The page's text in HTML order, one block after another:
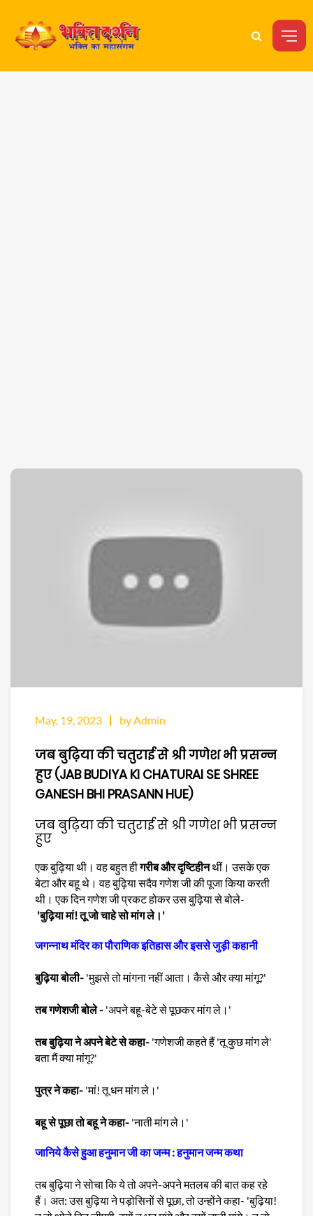
May, 19, 2023 by Admin
जब बुढ़िया की चतुराई से श्री गणेश भी प्रसन्न
हुए (JAB BUDIYA KI CHATURAI SE SHREE
GANESH BHI PRASANN HUE)
जब बुढ़िया की चतुराई से श्री गणेश भी प्रसन्न
हुए
एक बुढ़िया थी। वह बहुत हीगरीब और दृष्टिहीनथीं। उसके एक
बेटा और बहू थे। वह बुढ़िया सदैव गणेश जी की पूजा किया करती
थी। एक दिन गणेश जी प्रकट होकर उस बुढ़िया से बोले-
'बुढ़िया मां! तू जो चाहे सो मांग ले।'
जगन्नाथ मंदिर का पौराणिक इतिहास और इससे जुड़ी कहानी
बुढ़िया बोली- 'मुझसे तो मांगना नहीं आता। कैसे और क्या मांगू?'
तब गणेशजी बोले - 'अपने बहू-बेटे से पूछकर मांग ले।'
तब बुढ़िया ने अपने बेटे से कहा- 'गणेशजी कहते हैं 'तू कुछ मांग ले'
बता मैं क्या मांगू?'
पुत्र ने कहा- 'मां! तू धन मांग ले।'
बहू से पूछा तो बहू ने कहा- 'नाती मांग ले।'
जानिये कैसे हुआ हनुमान जी का जन्म : हनुमान जन्म कथा
तब बुढ़िया ने सोचा कि ये तो अपने-अपने मतलब की बात कह रहे
हैं। अत: उस बुढ़िया ने पड़ोसिनों से पूछा, तो उन्होंने कहा- 'बुढ़िया!